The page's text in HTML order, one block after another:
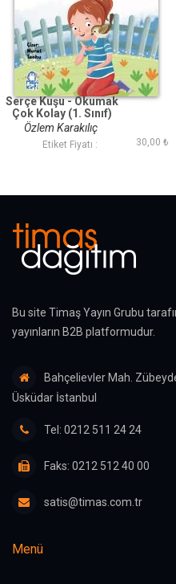
Serçe Kuşu - Okumak
Çok Kolay (1. Sınıf)
Özlem Karakılıç
Etiket Fiyatı : 30,00 ₺
Bu site Timaş Yayın Grubu
yayınların B2B platformudur.
Bahçelievler Mah.
Üsküdar İstanbul
Tel: 0212 511 24 24
Faks: 0212 512 40 00
satis@timas.com.tr
Menü